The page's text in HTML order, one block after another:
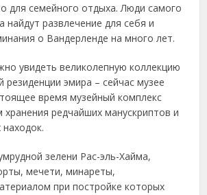
для семейного отдыха. Люди самого
найдут развлечение для себя и
о Вандерленде на много лет.
увидеть великолепную коллекцию
эмира – сейчас музее
время музейный комплекс
хранения редчайших манускриптов и
находок.
зелени Рас-эль-Хайма,
мечети, минареты,
при постройке которых